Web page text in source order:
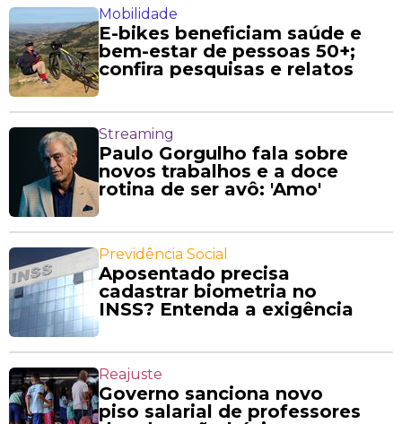
Mobilidade
E-bikes beneficiam saúde e
bem-estar de pessoas 50+;
confira pesquisas e relatos
Streaming
Paulo Gorgulho fala sobre
novos trabalhos e a doce
rotina de ser avô: 'Amo'
Previdência Social
Aposentado precisa
cadastrar biometria no
INSS? Entenda a exigência
Reajuste
Governo sanciona novo
piso salarial de professores